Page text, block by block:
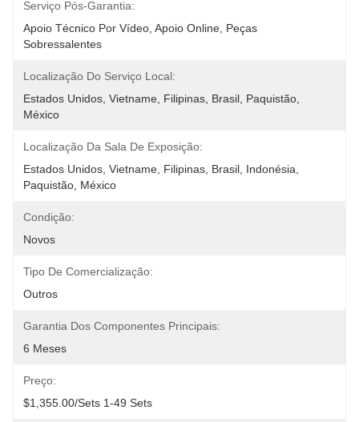
Serviço Pós-Garantia:
Apoio Técnico Por Vídeo, Apoio Online, Peças
Sobressalentes
Localização Do Serviço Local:
Estados Unidos, Vietname, Filipinas, Brasil, Paquistão,
México
Localização Da Sala De Exposição:
Estados Unidos, Vietname, Filipinas, Brasil, Indonésia,
Paquistão, México
Condição:
Novos
Tipo De Comercialização:
Outros
Garantia Dos Componentes Principais:
6 Meses
Preço:
$1,355.00/sets 1-49 Sets